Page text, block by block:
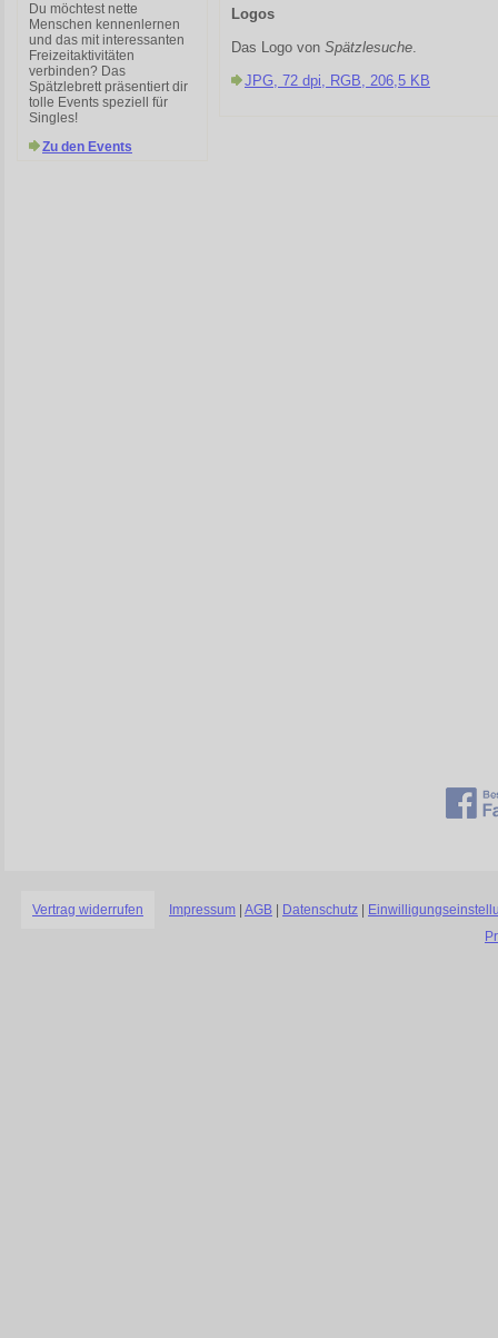
Du möchtest nette
Menschen kennenlernen
und das mit interessanten
Freizeitaktivitäten
verbinden? Das
Spätzlebrett präsentiert dir
tolle Events speziell für
Singles!
Zu den Events
Logos
Das Logo von Spätzlesuche.
JPG, 72 dpi, RGB, 206,5 KB
Vertrag widerrufen Impressum | AGB | Datenschutz |